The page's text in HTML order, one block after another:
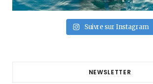
Suivre sur Instagram
NEWSLETTER